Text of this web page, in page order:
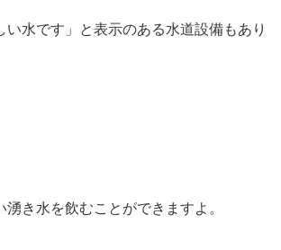
い水です」と表示のある水道設備もあり
き水を飲むことができますよ。